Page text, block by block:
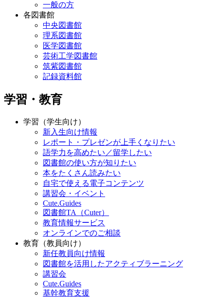
一般の方
各図書館
中央図書館
理系図書館
医学図書館
芸術工学図書館
筑紫図書館
記録資料館
学習・教育
学習（学生向け）
新入生向け情報
レポート・プレゼンが上手くなりたい
語学力を高めたい／留学したい
図書館の使い方が知りたい
本をたくさん読みたい
自宅で使える電子コンテンツ
講習会・イベント
Cute.Guides
図書館TA（Cuter）
教育情報サービス
オンラインでのご相談
教育（教員向け）
新任教員向け情報
図書館を活用したアクティブラーニング
講習会
Cute.Guides
基幹教育支援